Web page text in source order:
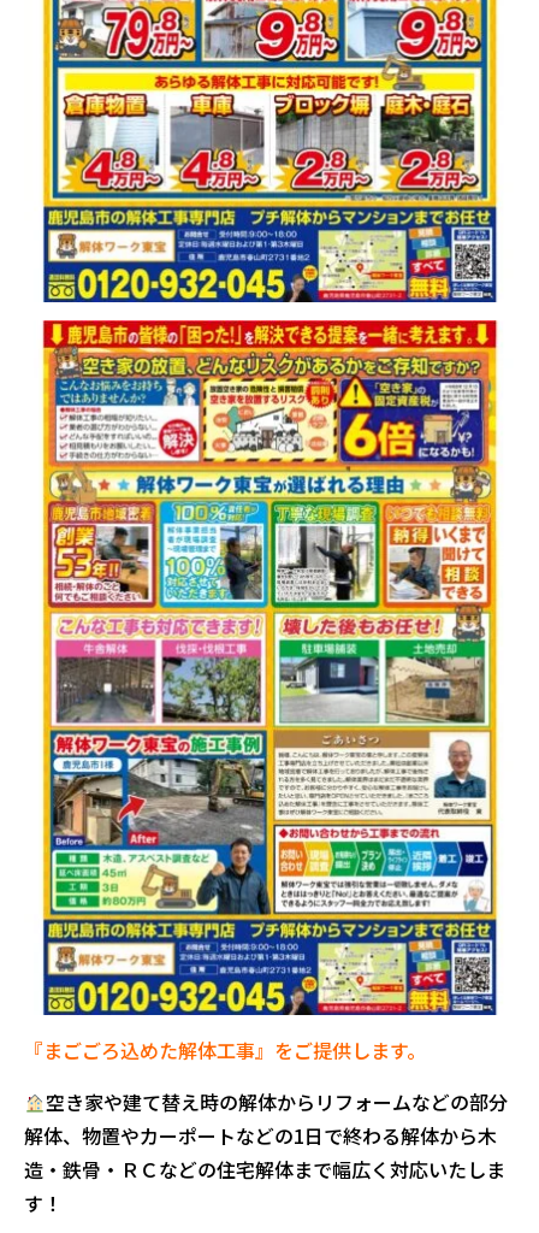
『まごごろ込めた解体工事』をご提供します。
空き家や建て替え時の解体からリフォームなどの部分
解体、物置やカーポートなどの1日で終わる解体から木
造・鉄骨・ＲＣなどの住宅解体まで幅広く対応いたしま
す！